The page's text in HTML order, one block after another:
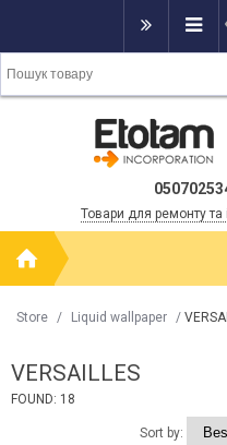
Товари для ремонту та
Store / Liquid wallpaper /
VERSAILLES
FOUND: 18
Sort by: